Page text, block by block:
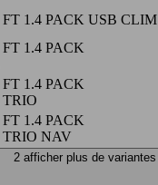
1.4 PACK USB CLIM
1.4 PACK
1.4 PACK
TRIO
1.4 PACK
TRIO NAV
2 afficher plus de variantes